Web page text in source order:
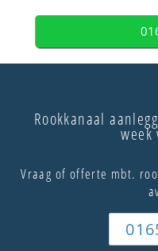
Rookkanaal
week
Vraag of offerte mbt.